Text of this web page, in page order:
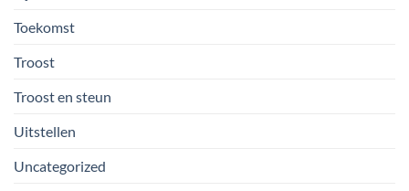
Toekomst
Troost
Troost en steun
Uitstellen
Uncategorized